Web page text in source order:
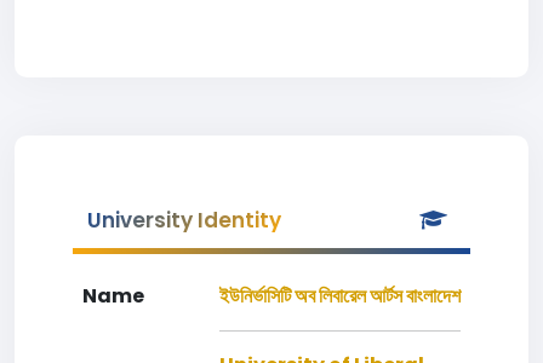
University Identity
Name ইউনির্ভাসিটি অব লিবারেল আর্টস বাংলাদেশ